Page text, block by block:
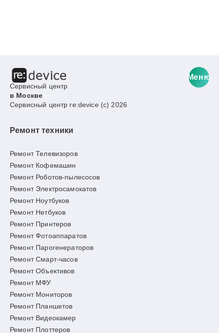
Сервисный центр
в Москве
Меню
Сервисный центр re:device (c) 2026
Ремонт техники
Ремонт Телевизоров
Ремонт Кофемашин
Ремонт Роботов-пылесосов
Ремонт Электросамокатов
Ремонт Ноутбуков
Ремонт Нетбуков
Ремонт Принтеров
Ремонт Фотоаппаратов
Ремонт Парогенераторов
Ремонт Смарт-часов
Ремонт Объективов
Ремонт МФУ
Ремонт Мониторов
Ремонт Планшетов
Ремонт Видеокамер
Ремонт Плоттеров